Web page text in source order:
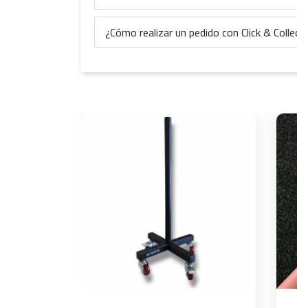
¿Cómo realizar un pedido con Click &